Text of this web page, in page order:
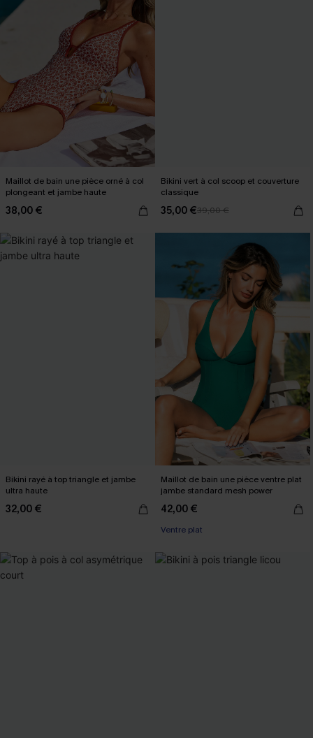
Maillot de bain une pièce orné à col
plongeant et jambe haute
38,00 €
Bikini vert à col scoop et couverture
classique
35,00 €39,00 €
Bikini rayé à top triangle et jambe
ultra haute
32,00 €
Maillot de bain une pièce ventre plat
jambe standard mesh power
42,00 €
Ventre plat